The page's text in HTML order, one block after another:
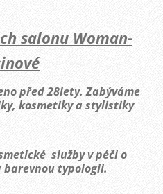
salonu Woman-
před 28lety. Zabýváme
kosmetiky a stylistiky
služby v péči o
typologii.